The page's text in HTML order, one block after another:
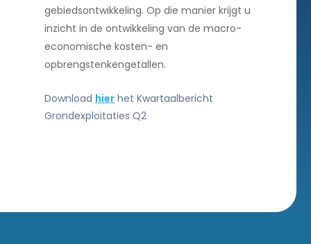
gebiedsontwikkeling. Op die manier krijgt u
inzicht in de ontwikkeling van de macro-
economische kosten- en
opbrengstenkengetallen.
Download hier het Kwartaalbericht
Grondexploitaties Q2